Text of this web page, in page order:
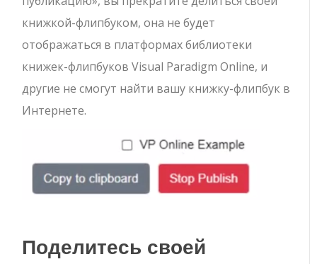
книжкой-флипбуком, она не будет
отображаться в платформах библиотеки
книжек-флипбуков Visual Paradigm Online, и
другие не смогут найти вашу книжку-флипбук в
Интернете.
Поделитесь своей